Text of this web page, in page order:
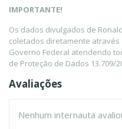
IMPORTANTE!
Os dados divulgados de
coletados diretamente através
Governo Federal atendendo
de Proteção de Dados 13.709/
Avaliações
Nenhum internauta